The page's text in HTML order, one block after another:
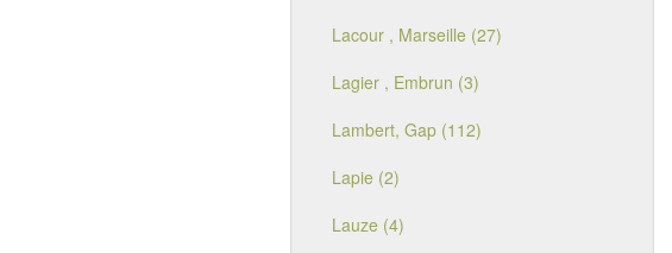
Lacour , Marseille (27)
Lagier , Embrun (3)
Lambert, Gap (112)
Lapie (2)
Lauze (4)